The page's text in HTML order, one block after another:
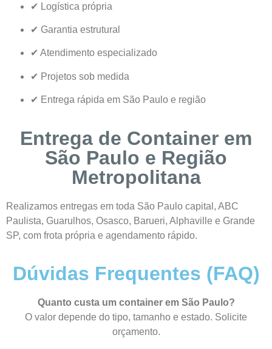
✔ Logística própria
✔ Garantia estrutural
✔ Atendimento especializado
✔ Projetos sob medida
✔ Entrega rápida em São Paulo e região
Entrega de Container em
São Paulo e Região
Metropolitana
Realizamos entregas em toda São Paulo capital, ABC
Paulista, Guarulhos, Osasco, Barueri, Alphaville e Grande
SP, com frota própria e agendamento rápido.
Dúvidas Frequentes (FAQ)
Quanto custa um container em São Paulo?
O valor depende do tipo, tamanho e estado. Solicite
orçamento.